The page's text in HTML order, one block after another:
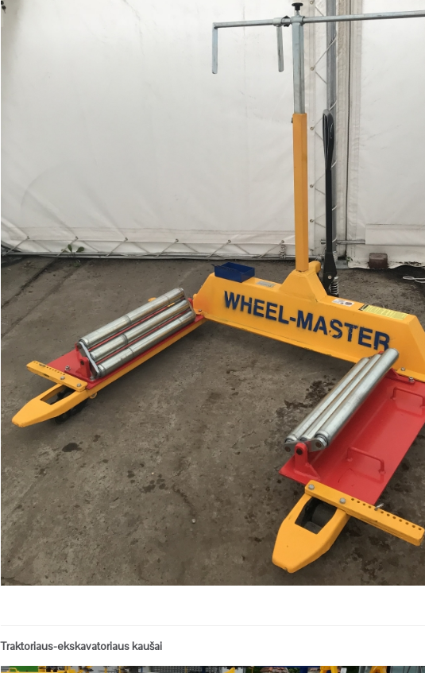
Traktoriaus-ekskavatoriaus kaušai